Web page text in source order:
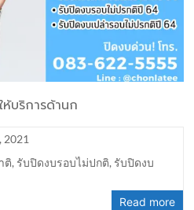
บริการด้านก
2021
ติ, รับปิดงบรอบไม่ปกติ, รับปิดงบ
Read more